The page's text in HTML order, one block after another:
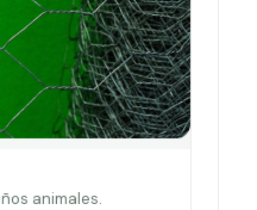
animales.